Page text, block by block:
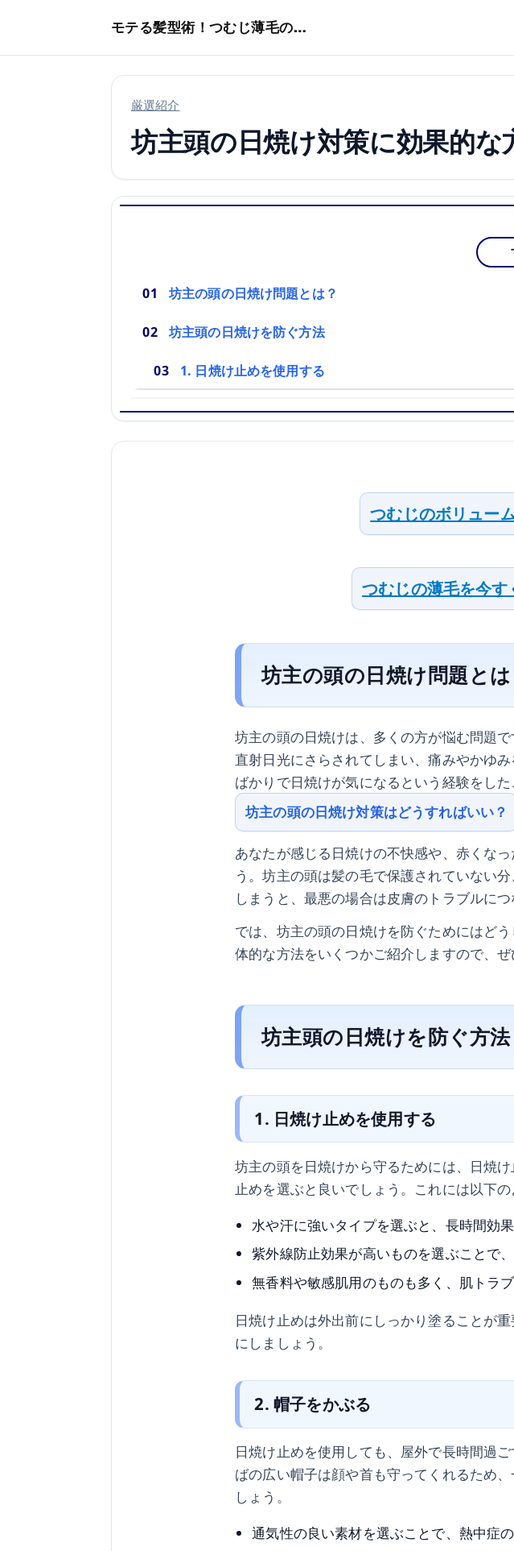
モテる髪型術！つむじ薄毛の隠し方
厳選紹介
坊主頭の日焼け対策に効果的な
坊主の頭の日焼け問題とは？
坊主頭の日焼けを防ぐ方法
1. 日焼け止めを使用する
つむじのボリュー
つむじの薄毛を今
坊主の頭の日焼け問題とは
坊主の頭の日焼けは、多くの方が悩む問題
直射日光にさらされてしまい、痛みやかゆ
ばかりで日焼けが気になるという経験をした
坊主の頭の日焼け対策はどうすればいい？
あなたが感じる日焼けの不快感や、赤くな
う。坊主の頭は髪の毛で保護されていない
しまうと、最悪の場合は皮膚のトラブルにつ
では、坊主の頭の日焼けを防ぐためにはど
体的な方法をいくつかご紹介しますので、ぜ
坊主頭の日焼けを防ぐ方法
1. 日焼け止めを使用する
坊主の頭を日焼けから守るためには、日焼
止めを選ぶと良いでしょう。これには以下の
水や汗に強いタイプを選ぶと、長時間効果
紫外線防止効果が高いものを選ぶことで
無香料や敏感肌用のものも多く、肌トラ
日焼け止めは外出前にしっかり塗ることが
にしましょう。
2. 帽子をかぶる
日焼け止めを使用しても、屋外で長時間過
ばの広い帽子は顔や首も守ってくれるため
しょう。
通気性の良い素材を選ぶことで、熱中症